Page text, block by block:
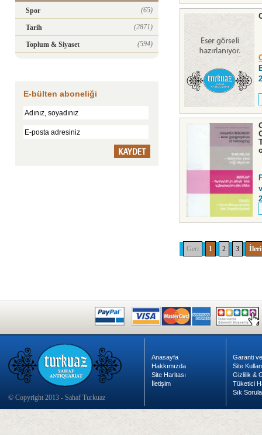
Spor
(65)
Tarih (2871)
Toplum & Siyaset (594)
E-bülten aboneliği
Geri 1 2 3 İleri
© Copyright 2013 - Sahaf Turkuaz
Anasayfa
Hakkımızda
Site Haritası
İletişim
Garanti
Site
Gizlilik &
Tüketici
Sık